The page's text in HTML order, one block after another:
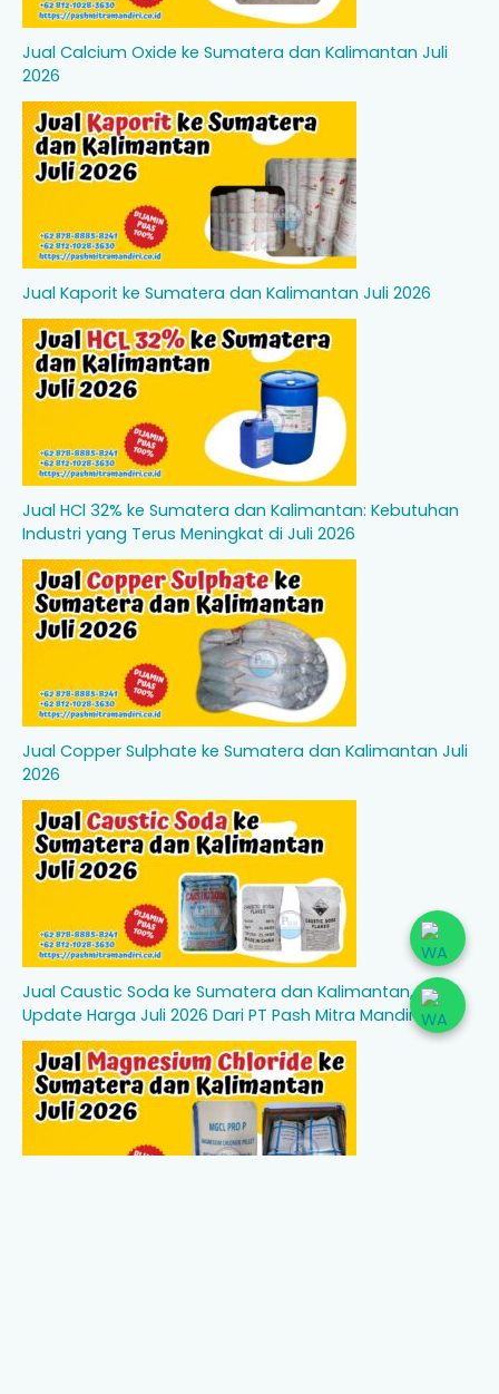
Jual Calcium Oxide ke Sumatera dan Kalimantan Juli
2026
Jual Kaporit ke Sumatera dan Kalimantan Juli 2026
Jual HCl 32% ke Sumatera dan Kalimantan: Kebutuhan
Industri yang Terus Meningkat di Juli 2026
Jual Copper Sulphate ke Sumatera dan Kalimantan Juli
2026
Jual Caustic Soda ke Sumatera dan Kalimantan,
Update Harga Juli 2026 Dari PT Pash Mitra Mandiri